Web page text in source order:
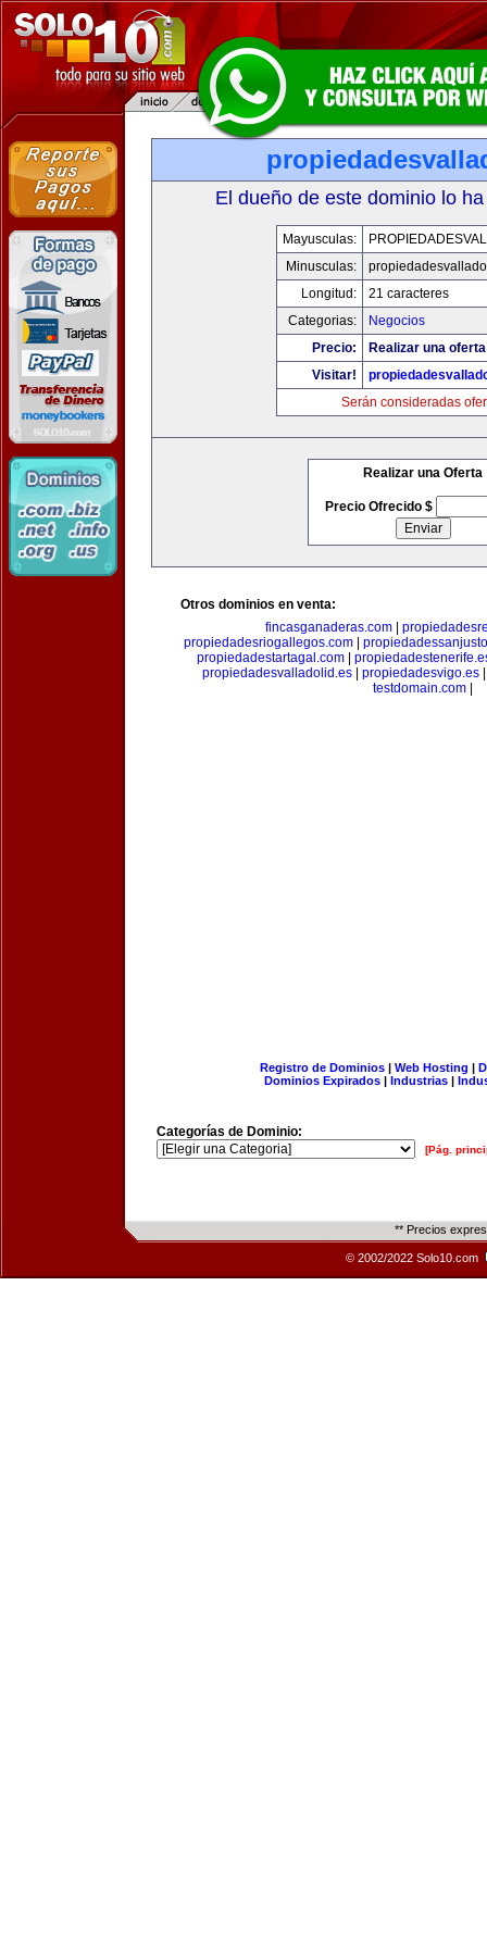
El dueño de este dominio lo
Mayusculas:
Minusculas:
Longitud:
21 caracteres
Categorias:
Negocios
Precio:
Realizar una
Visitar!
Serán consideradas
Realizar una Oferta
Precio Ofrecido $
Otros dominios en venta:
fincasganaderas.com|
propiedadesriogallegos.com|
propiedadestartagal.com|
propiedadesvalladolid.es
propiedadesvigo.es
testdomain.com
Registro de Dominios| Web Hosting |
Dominios Expirados | Industrias |
Categorías de Dominio:
[Pág.
** Precios
© 2002/2022 Solo10.com